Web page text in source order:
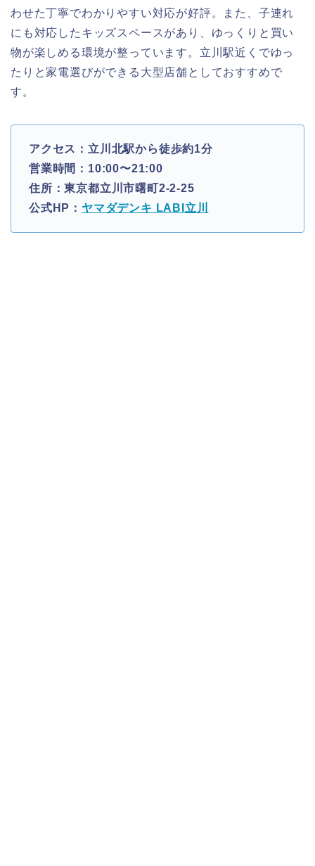
わせた丁寧でわかりやすい対応が好評。また、子連れ
にも対応したキッズスペースがあり、ゆっくりと買い
物が楽しめる環境が整っています。立川駅近くでゆっ
たりと家電選びができる大型店舗としておすすめで
す。
アクセス：立川北駅から徒歩約1分
営業時間：10:00〜21:00
住所：東京都立川市曙町2-2-25
公式HP： ヤマダデンキ LABI立川